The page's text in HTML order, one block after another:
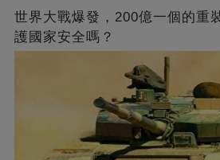
世界大戰爆發，200億一個的重
護國家安全嗎？